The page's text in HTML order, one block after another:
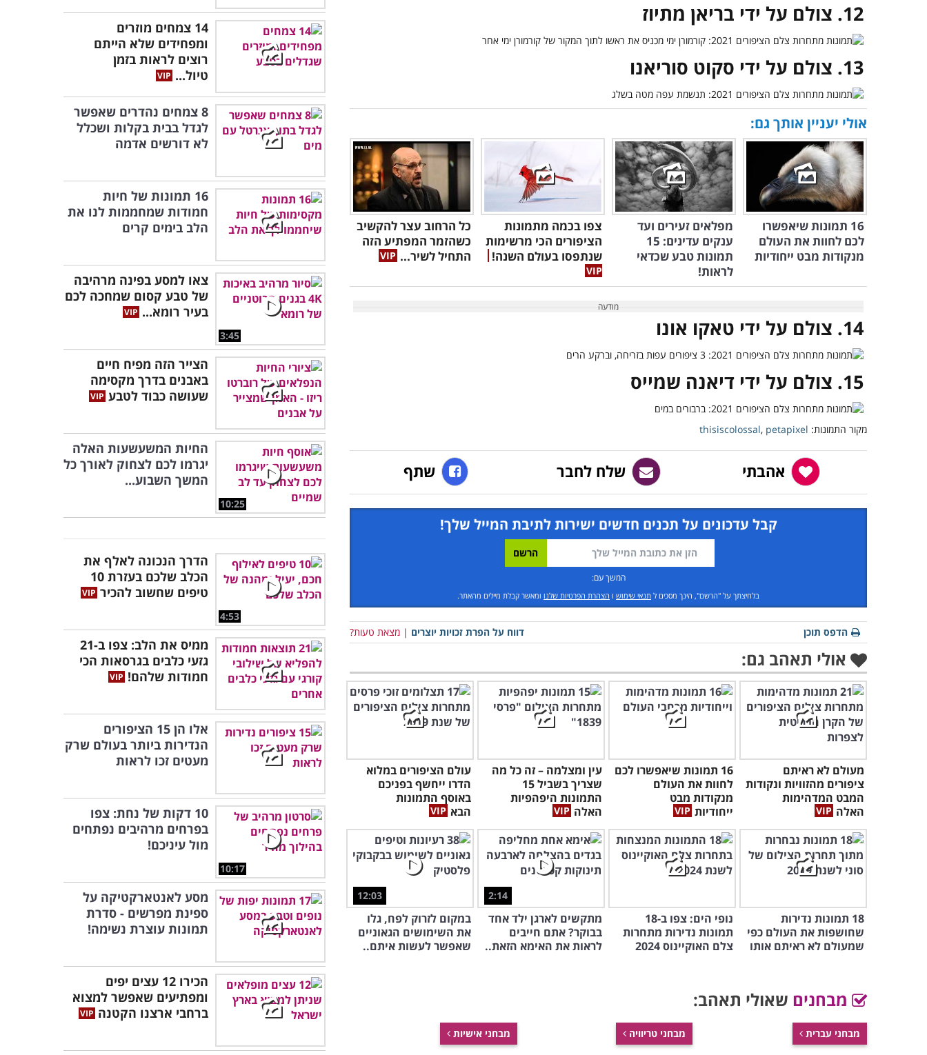
12. צולם על ידי בריאן מתיוז
13. צולם על ידי סקוט סוריאנו
אולי יעניין אותך גם:
16 תמונות שיאפשרו
לכם לחוות את העולם
מנקודות מבט ייחודיות
מפלאים זעירים ועד
ענקים עדינים: 15
תמונות טבע שכדאי
לראות!
צפו בכמה מתמונות
הציפורים הכי מרשימות
שנתפסו בעולם השנה!
כל הרחוב עצר להקשיב
כשהזמר המפתיע הזה
התחיל לשיר...
14. צולם על ידי טאקו אונו
15. צולם על ידי דיאנה שמייס
מקור התמונות: thisiscolossal, petapixel
אהבתי שלח לחבר שתף
קבל עדכונים על תכנים חדשים ישירות לתיבת המייל שלך!
המשך עם:
בלחיצתך על "הרשם", הינך מסכים ל תנאי שימוש ו הצהרת הפרטיות שלנו ומאשר קבלת מיילים מהאתר.
דווח על הפרת זכויות יוצרים | מצאת טעות? הדפס תוכן
אולי תאהב גם:
מעולם לא ראיתם
ציפורים מהזוויות ונקודות
המבט המדהימות
האלה
16 תמונות שיאפשרו לכם
לחוות את העולם
מנקודות מבט
ייחודיות
עין ומצלמה – זה כל מה
שצריך בשביל 15
התמונות היפהפיות
האלה
עולם הציפורים במלוא
הדרו ייחשף בפניכם
באוסף התמונות
הבא
18 תמונות נדירות
שחושפות את העולם כפי
שמעולם לא ראיתם אותו
נופי הים: צפו ב-18
תמונות נדירות מתחרות
צלם האוקיינוס 2024
2:14
מתקשים לארגן ילד אחד
בבוקר? אתם חייבים
לראות את האימא הזאת..
12:03
במקום לזרוק לפח, גלו
את השימושים הגאוניים
שאפשר לעשות איתם..
מבחנים שאולי תאהב:
מבחני עברית מבחני טריוויה מבחני אישיות
14 צמחים מוזרים
ומפחידים שלא הייתם
רוצים לראות בזמן
טיול...
8 צמחים נהדרים שאפשר
לגדל בבית בקלות ושכלל
לא דורשים אדמה
16 תמונות של חיות
חמודות שמחממות לנו את
הלב בימים קרים
3:45
צאו למסע בפינה מרהיבה
של טבע קסום שמחכה לכם
בעיר רומא...
הצייר הזה מפיח חיים
באבנים בדרך מקסימה
שעושה כבוד לטבע
10:25
החיות המשעשעות האלה
יגרמו לכם לצחוק לאורך כל
המשך השבוע...
4:53
הדרך הנכונה לאלף את
הכלב שלכם בעזרת 10
טיפים שחשוב להכיר
ממיס את הלב: צפו ב-21
גזעי כלבים בגרסאות הכי
חמודות שלהם!
אלו הן 15 הציפורים
הנדירות ביותר בעולם שרק
מעטים זכו לראות
10:17
10 דקות של נחת: צפו
בפרחים מרהיבים נפתחים
מול עיניכם!
מסע לאנטארקטיקה על
ספינת מפרשים - סדרת
תמונות עוצרת נשימה!
הכירו 12 עצים יפים
ומפתיעים שאפשר למצוא
ברחבי ארצנו הקטנה